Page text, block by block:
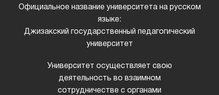
Официальное название университета на русском
языке:
Джизакский государственный педагогический
университет
Университет осуществляет свою
деятельность во взаимном
сотрудничестве с органами